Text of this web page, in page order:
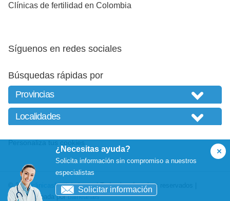
¿Necesitas ayuda?
Solicita información sin compromiso a nuestros
especialistas
Solicitar información
Clínicas de fertilidad en Colombia
Síguenos en redes sociales
Búsquedas rápidas por
© 2026clinicasfertilidad.com| Todos los derechos reservados |
Website creada porbalneariais